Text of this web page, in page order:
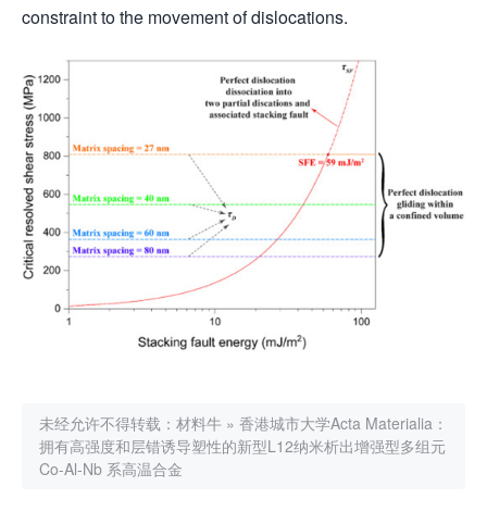
constraint to the movement of dislocations.
未经允许不得转载： 材料牛 » 香港城市大学Acta Materialia：
拥有高强度和层错诱导塑性的新型L12纳米析出增强型多组元
Co-Al-Nb 系高温合金